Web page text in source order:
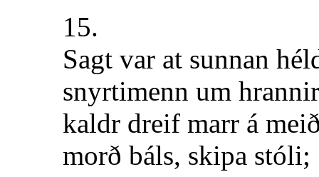
15.
Sagt var at sunnan
snyrtimenn um
kaldr dreif marr á
morð báls, skipa stóli;